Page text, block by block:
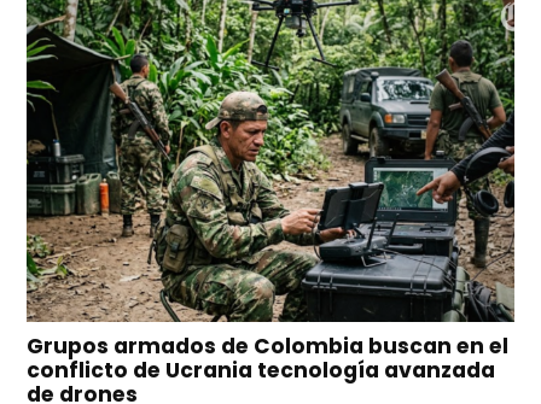
Grupos armados de Colombia buscan en el
conflicto de Ucrania tecnología avanzada
de drones